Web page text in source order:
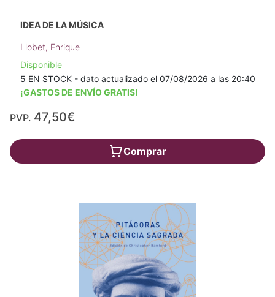
IDEA DE LA MÚSICA
Llobet, Enrique
Disponible
5 EN STOCK - dato actualizado el 07/08/2026 a las 20:40
¡GASTOS DE ENVÍO GRATIS!
PVP. 47,50€
Comprar